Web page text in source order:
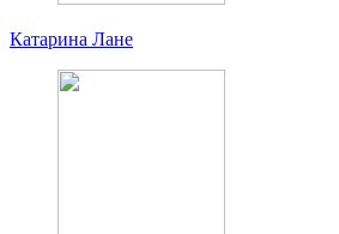
Катарина Лане